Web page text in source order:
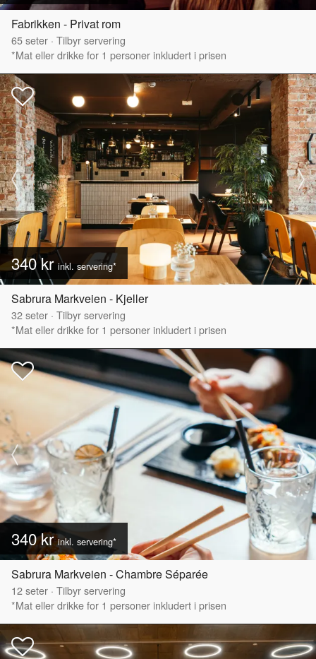
Fabrikken - Privat rom
65seter · Tilbyr servering
*Mat eller drikke for 1 personer inkludert i prisen
340 kr inkl. servering*
Sabrura Markveien - Kjeller
32seter · Tilbyr servering
*Mat eller drikke for 1 personer inkludert i prisen
340 krinkl. servering*
Sabrura Markveien - Chambre Séparée
12seter · Tilbyr servering
*Mat eller drikke for 1 personer inkludert i prisen